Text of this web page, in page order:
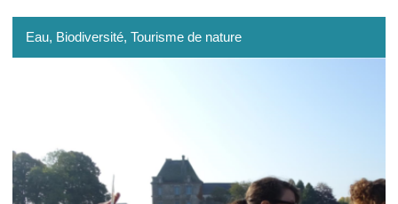
Eau, Biodiversité, Tourisme de nature